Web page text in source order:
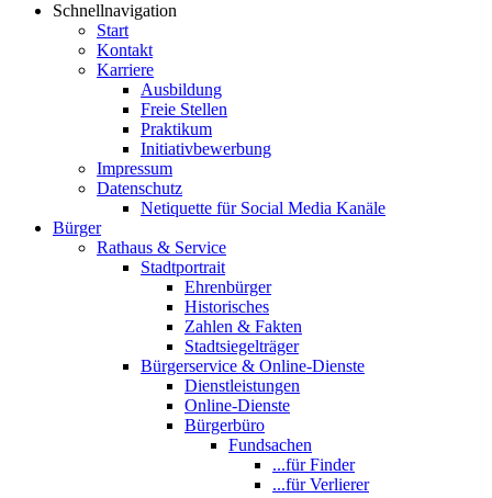
Schnellnavigation
Start
Kontakt
Karriere
Ausbildung
Freie Stellen
Praktikum
Initiativbewerbung
Impressum
Datenschutz
Netiquette für Social Media Kanäle
Bürger
Rathaus & Service
Stadtportrait
Ehrenbürger
Historisches
Zahlen & Fakten
Stadtsiegelträger
Bürgerservice & Online-Dienste
Dienstleistungen
Online-Dienste
Bürgerbüro
Fundsachen
...für Finder
...für Verlierer